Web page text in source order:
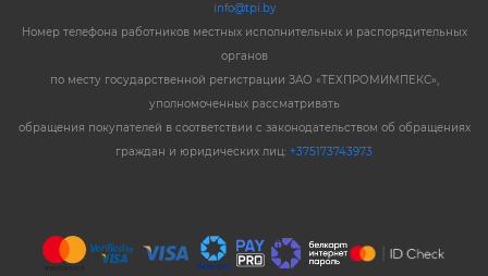
info@tpi.by
Номер телефона работников местных исполнительных и распорядительных
органов
по месту государственной регистрации ЗАО «ТЕХПРОМИМПЕКС»,
уполномоченных рассматривать
обращения покупателей в соответствии с законодательством об обращениях
граждан и юридических лиц: +375173743973